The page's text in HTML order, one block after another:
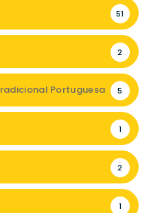
51
2
Portuguesa 5
1
2
1